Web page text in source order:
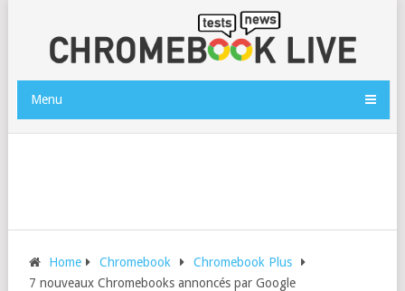
Menu
Home Chromebook
Chromebook Plus
7 nouveaux Chromebooks annoncés par Google